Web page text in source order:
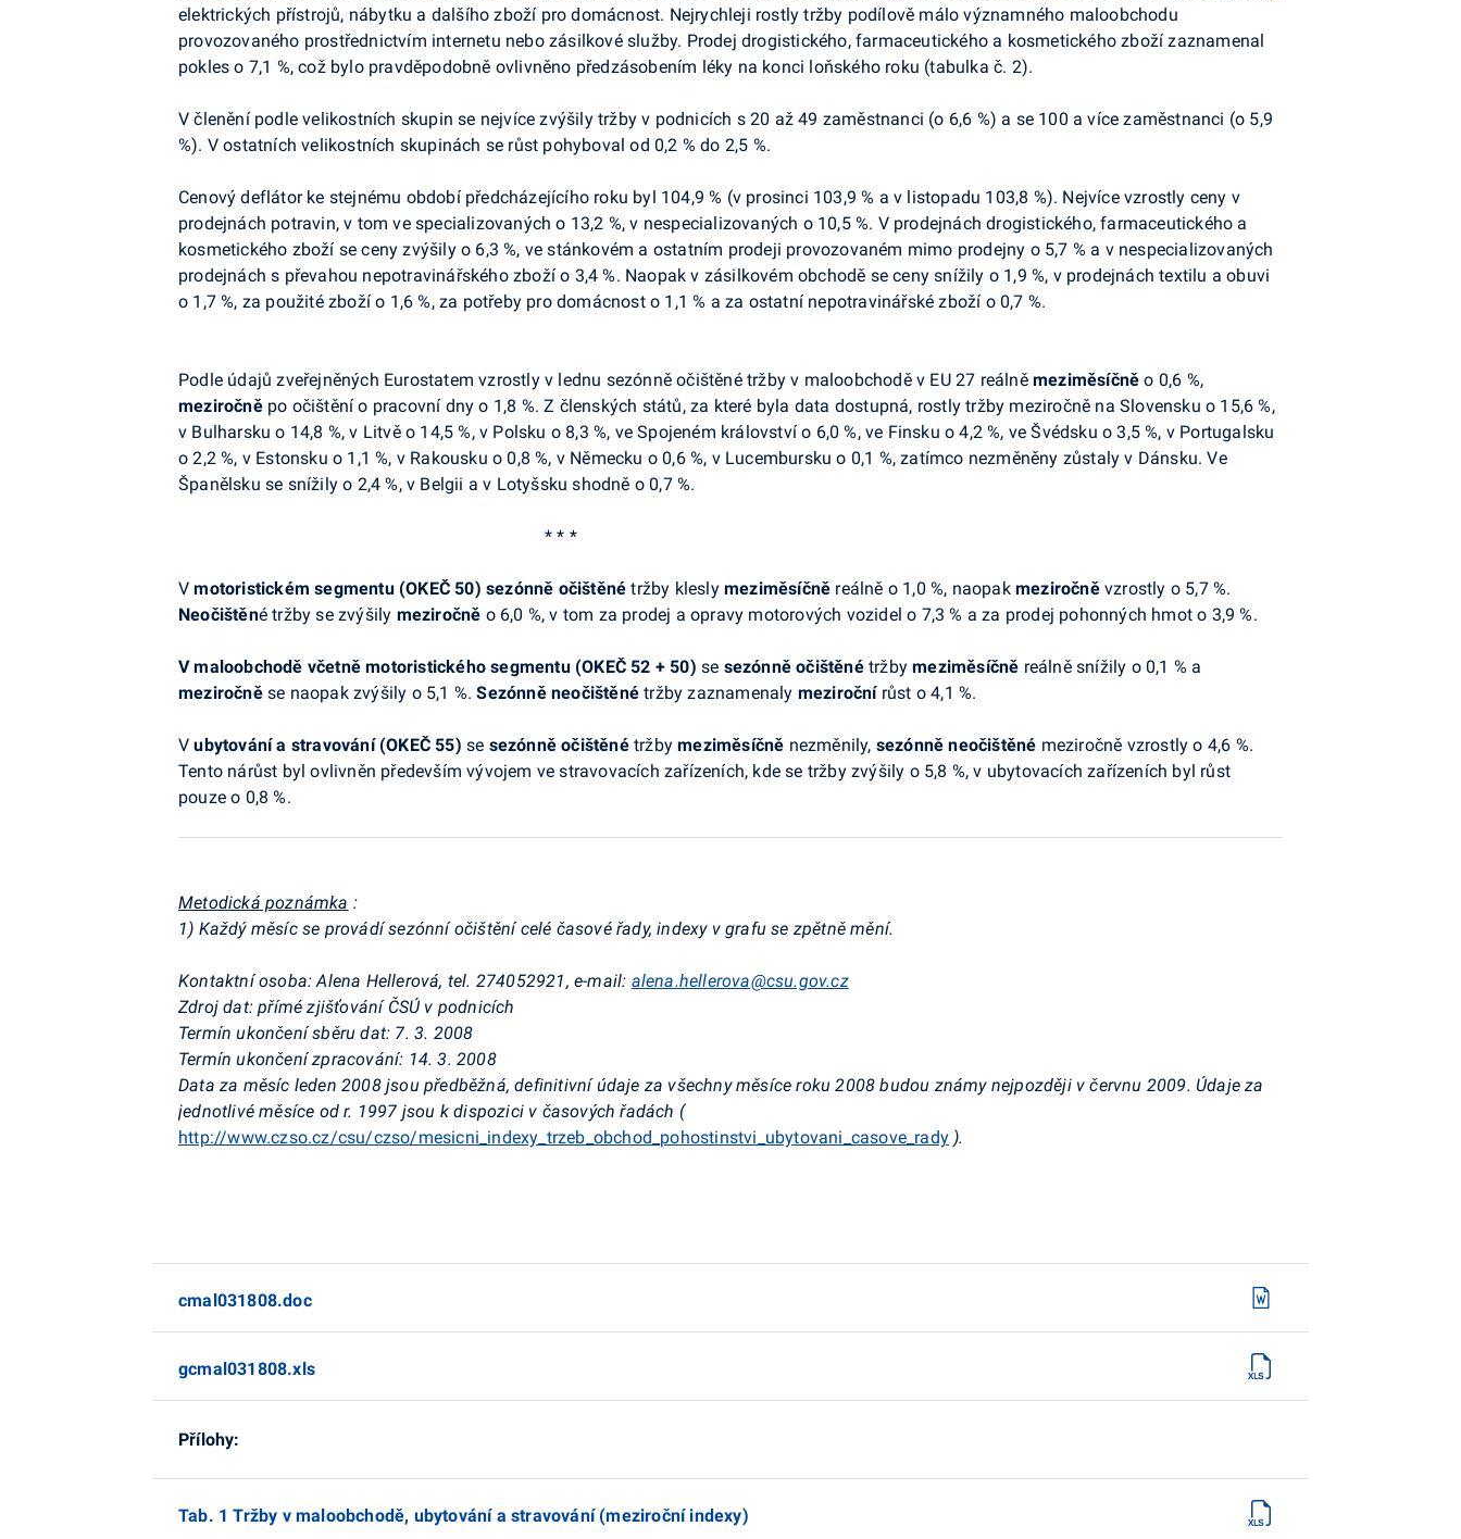
elektrických přístrojů, nábytku a dalšího zboží pro domácnost. Nejrychleji rostly tržby podílově málo významného maloobchodu
provozovaného prostřednictvím internetu nebo zásilkové služby. Prodej drogistického, farmaceutického a kosmetického zboží zaznamenal
pokles o 7,1 %, což bylo pravděpodobně ovlivněno předzásobením léky na konci loňského roku (tabulka č. 2).
V členění podle velikostních skupin se nejvíce zvýšily tržby v podnicích s 20 až 49 zaměstnanci (o 6,6 %) a se 100 a více zaměstnanci (o 5,9
%). V ostatních velikostních skupinách se růst pohyboval od 0,2 % do 2,5 %.
Cenový deflátor ke stejnému období předcházejícího roku byl 104,9 % (v prosinci 103,9 % a v listopadu 103,8 %). Nejvíce vzrostly ceny v
prodejnách potravin, v tom ve specializovaných o 13,2 %, v nespecializovaných o 10,5 %. V prodejnách drogistického, farmaceutického a
kosmetického zboží se ceny zvýšily o 6,3 %, ve stánkovém a ostatním prodeji provozovaném mimo prodejny o 5,7 % a v nespecializovaných
prodejnách s převahou nepotravinářského zboží o 3,4 %. Naopak v zásilkovém obchodě se ceny snížily o 1,9 %, v prodejnách textilu a obuvi
o 1,7 %, za použité zboží o 1,6 %, za potřeby pro domácnost o 1,1 % a za ostatní nepotravinářské zboží o 0,7 %.
Podle údajů zveřejněných Eurostatem vzrostly v lednu sezónně očištěné tržby v maloobchodě v EU 27 reálněmeziměsíčněo 0,6 %,
meziročněpo očištění o pracovní dny o 1,8 %. Z členských států, za které byla data dostupná, rostly tržby meziročně na Slovensku o 15,6 %,
v Bulharsku o 14,8 %, v Litvě o 14,5 %, v Polsku o 8,3 %, ve Spojeném království o 6,0 %, ve Finsku o 4,2 %, ve Švédsku o 3,5 %, v Portugalsku
o 2,2 %, v Estonsku o 1,1 %, v Rakousku o 0,8 %, v Německu o 0,6 %, v Lucembursku o 0,1 %, zatímco nezměněny zůstaly v Dánsku. Ve
Španělsku se snížily o 2,4 %, v Belgii a v Lotyšsku shodně o 0,7 %.
* * *
Vmotoristickém segmentu (OKEČ 50) sezónně očištěnétržby kleslymeziměsíčně reálně o 1,0 %, naopakmeziročněvzrostly o 5,7 %.
Neočištěné tržby se zvýšily meziročně o 6,0 %, v tom za prodej a opravy motorových vozidel o 7,3 % a za prodej pohonných hmot o 3,9 %.
V maloobchodě včetně motoristického segmentu (OKEČ 52 + 50) se sezónně očištěnétržbymeziměsíčně reálně snížily o 0,1 % a
meziročně se naopak zvýšily o 5,1 %.Sezónně neočištěné tržby zaznamenaly meziroční růst o 4,1 %.
Vubytování a stravování (OKEČ 55)se sezónně očištěnétržbymeziměsíčně nezměnily, sezónně neočištěné meziročně vzrostly o 4,6 %.
Tento nárůst byl ovlivněn především vývojem ve stravovacích zařízeních, kde se tržby zvýšily o 5,8 %, v ubytovacích zařízeních byl růst
pouze o 0,8 %.
Metodická poznámka :
1) Každý měsíc se provádí sezónní očištění celé časové řady, indexy v grafu se zpětně mění.
Kontaktní osoba: Alena Hellerová, tel. 274052921, e-mail: alena.hellerova@csu.gov.cz
Zdroj dat: přímé zjišťování ČSÚ v podnicích
Termín ukončení sběru dat: 7. 3. 2008
Termín ukončení zpracování: 14. 3. 2008
Data za měsíc leden 2008 jsou předběžná, definitivní údaje za všechny měsíce roku 2008 budou známy nejpozději v červnu 2009. Údaje za
jednotlivé měsíce od r. 1997 jsou k dispozici v časových řadách (
http://www.czso.cz/csu/czso/mesicni_indexy_trzeb_obchod_pohostinstvi_ubytovani_casove_rady ).
cmal031808.doc
gcmal031808.xls
Přílohy:
Tab. 1 Tržby v maloobchodě, ubytování a stravování (meziroční indexy)